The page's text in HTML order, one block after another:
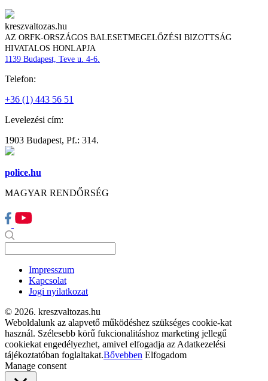
kreszvaltozas.hu
AZ ORFK-ORSZÁGOS BALESETMEGELŐZÉSI BIZOTTSÁG
HIVATALOS HONLAPJA
1139 Budapest, Teve u. 4-6.
Telefon:
+36 (1) 443 56 51
Levelezési cím:
1903 Budapest, Pf.: 314.
police.hu
MAGYAR RENDŐRSÉG
Impresszum
Kapcsolat
Jogi nyilatkozat
© 2026. kreszvaltozas.hu
Weboldalunk az alapvető működéshez szükséges cookie-kat
használ. Szélesebb körű fukcionalitáshoz marketing jellegű
cookiekat engedélyezhet, amivel elfogadja az Adatkezelési
tájékoztatóban foglaltakat.Bővebben Elfogadom
Manage consent